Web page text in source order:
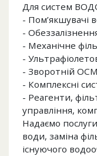
Для систем
- Пом’якшувачі
-
- Механічне
-
- Зворотній
- Комплексні
- Реагенти,
управління,
Надаємо
води, заміна
існуючого